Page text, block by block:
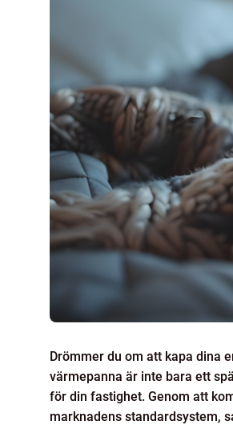
Drömmer du om att kapa dina
värmepanna är inte bara ett
för din fastighet. Genom att
marknadens standardsystem,